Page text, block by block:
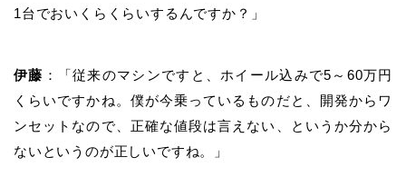
1台でおいくらくらいするんですか？」
伊藤 ：「従来のマシンですと、ホイール込みで5 ～ 60万円
くらいですかね。僕が今乗っているものだと、開発からワ
ンセットなので、正確な値段は言えない、というか分から
ないというのが正しいですね。」